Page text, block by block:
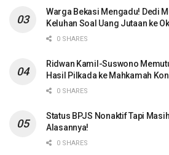
Warga Bekasi Mengadu! Dedi
Keluhan Soal Uang Jutaan ke
0 SHARES
Ridwan Kamil-Suswono
Hasil Pilkada ke Mahkamah
0 SHARES
Status BPJS Nonaktif Tapi
Alasannya!
0 SHARES